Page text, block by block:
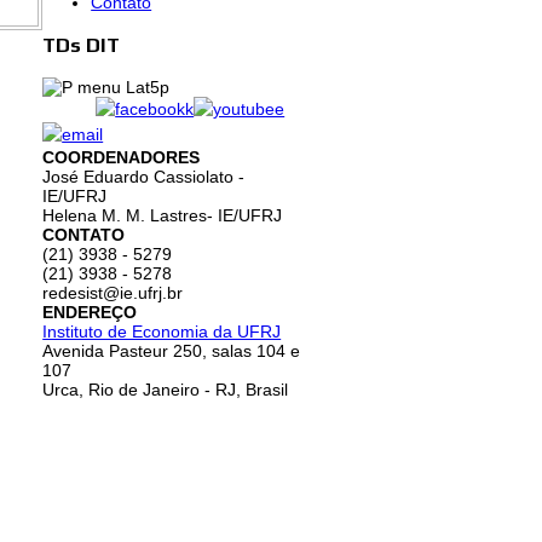
TDs DIT
COORDENADORES
José Eduardo Cassiolato -
IE/UFRJ
Helena M. M. Lastres- IE/UFRJ
CONTATO
(21) 3938 - 5279
(21) 3938 - 5278
redesist@ie.ufrj.br
ENDEREÇO
Instituto de Economia da UFRJ
Avenida Pasteur 250, salas 104 e
107
Urca, Rio de Janeiro - RJ, Brasil